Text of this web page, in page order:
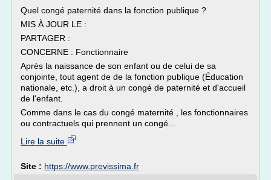
Quel congé paternité dans la fonction publique ?
MIS À JOUR LE :
PARTAGER :
CONCERNE : Fonctionnaire
Après la naissance de son enfant ou de celui de sa
conjointe, tout agent de de la fonction publique (Éducation
nationale, etc.), a droit à un congé de paternité et d'accueil
de l'enfant.
Comme dans le cas du congé maternité , les fonctionnaires
ou contractuels qui prennent un congé...
Lire la suite
Site : https://www.previssima.fr